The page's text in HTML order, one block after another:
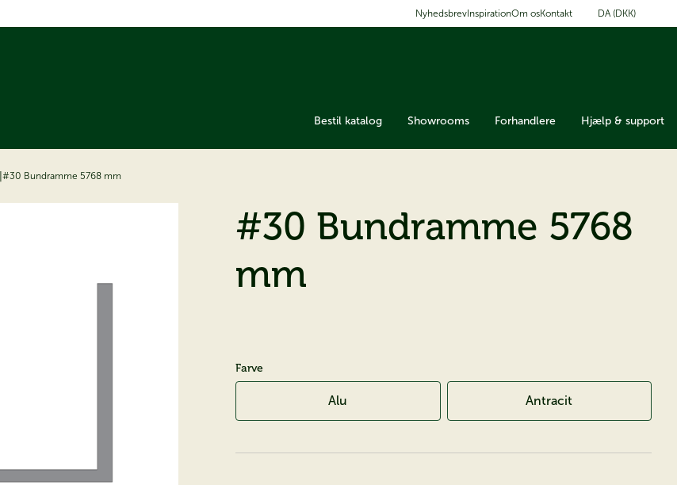
Nyhedsbrev InspirationOm osKontakt DA (DKK)
Bestil katalog Showrooms Forhandlere Hjælp & support
#30 Bundramme 5768 mm
#30 Bundramme 5768
mm
Farve
Alu Antracit